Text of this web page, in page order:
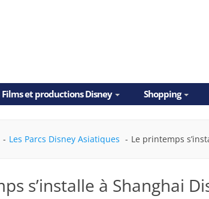
Films et productions Disney Shopping
Les Parcs Disney Asiatiques Le printemps
s’installe à Shanghai